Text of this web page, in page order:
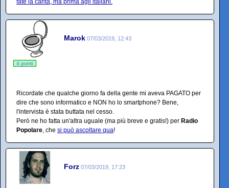
fate la carità, ma prima agli italiani.
Marok 07/03/2019, 12:43
4 punti
Ricordate che qualche giorno fa della gente mi aveva PAGATO per
dire che sono informatico e NON ho lo smartphone? Bene,
l'intervista è stata buttata nel cesso.
Però ne ho fatta un'altra uguale (ma più breve e gratis!) per Radio
Popolare, che si può ascoltare qua!
Forz 07/03/2019, 17:23